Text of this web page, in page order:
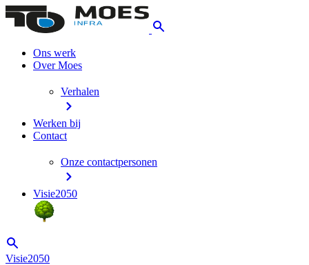
Ons werk
Over Moes
Verhalen
Werken bij
Contact
Onze contactpersonen
Visie2050
Visie2050